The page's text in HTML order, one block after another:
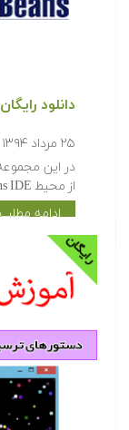
دانلود
۲۵ مرداد ۱۳۹۴
از محیط NetBeans IDE (نسخه ۸٫۰٫۲) برای پیاده…
ادامه مطلب